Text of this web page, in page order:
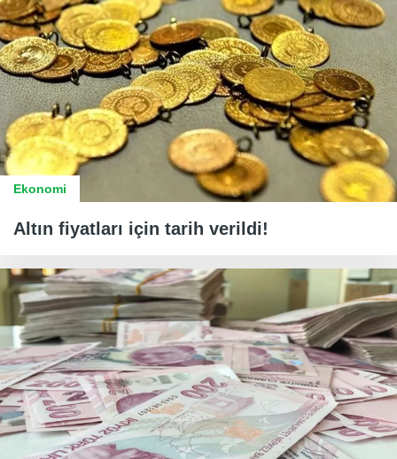
Ekonomi
Altın fiyatları için tarih verildi!